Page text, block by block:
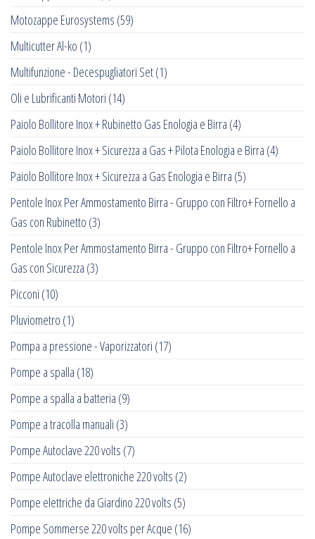
Motozappe Eurosystems (59)
Multicutter Al-ko (1)
Multifunzione - Decespugliatori Set(1)
Oli e Lubrificanti Motori (14)
Paiolo Bollitore Inox + Rubinetto Gas Enologia e Birra (4)
Paiolo Bollitore Inox + Sicurezza a Gas + Pilota Enologia e Birra (4)
Paiolo Bollitore Inox + Sicurezza a Gas Enologia e Birra (5)
Pentole Inox Per Ammostamento Birra - Gruppo con Filtro+ Fornello a
Gas con Rubinetto (3)
Pentole Inox Per Ammostamento Birra - Gruppo con Filtro+ Fornello a
Gas con Sicurezza (3)
Picconi (10)
Pluviometro (1)
Pompa a pressione - Vaporizzatori (17)
Pompe a spalla (18)
Pompe a spalla a batteria (9)
Pompe a tracolla manuali (3)
Pompe Autoclave 220 volts (7)
Pompe Autoclave elettroniche 220 volts (2)
Pompe elettriche da Giardino 220 volts (5)
Pompe Sommerse 220 volts per Acque (16)